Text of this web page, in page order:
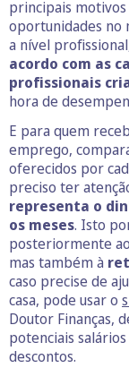
principais
oportunidades no
a nível
acordo com as
profissionais
hora de
E para quem
emprego,
oferecidos por
preciso ter
representa o
os meses. Isto
posteriormente
mas também à
caso precise de
casa, pode usar o
Doutor Finanças,
potenciais
descontos.